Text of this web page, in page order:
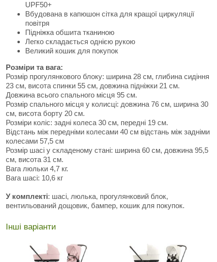
UPF50+
Вбудована в капюшон сітка для кращої циркуляції
повітря
Підніжка обшита тканиною
Легко складається однією рукою
Великий кошик для покупок
Розміри та вага:
Розмір прогулянкового блоку: ширина 28 см, глибина сидіння
23 см, висота спинки 55 см, довжина підніжки 21 см.
Довжина всього спального місця 95 см.
Розмір спального місця у колисці: довжина 76 см, ширина 30
см, висота борту 20 см.
Розміри коліс: задні колеса 30 см, передні 19 см.
Відстань між передніми колесами 40 см відстань між задніми
колесами 57,5 см
Розмір шасі у складеному стані: ширина 60 см, довжина 95,5
см, висота 31 см.
Вага люльки 4,7 кг.
Вага шасі: 10,6 кг
У комплекті: шасі, люлька, прогулянковий блок,
вентильований дощовик, бампер, кошик для покупок.
Інші варіанти